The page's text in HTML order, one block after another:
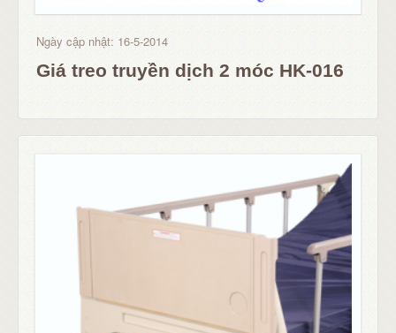
Ngày cập nhật: 16-5-2014
Giá treo truyền dịch 2 móc HK-016